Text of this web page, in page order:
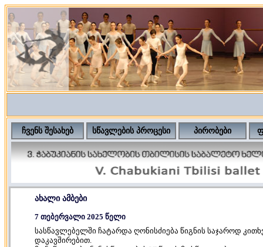
ჩვენს შესახებ სწავლების პროცესი პირობები
ახალი ამბები
7 თებერვალი 2025 წელი
სასწავლებელში ჩატარდა ღონისძიება წიგნის საჯაროდ
დაკავშირებით.